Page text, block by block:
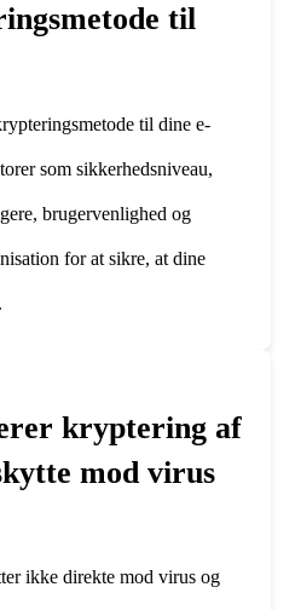
til
til dine e-
som sikkerhedsniveau,
brugervenlighed og
for at sikre, at dine
kryptering af
mod virus
ikke direkte mod virus og